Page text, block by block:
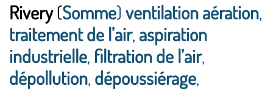
Rivery(Somme)ventilation aération,
traitement de l’air, aspiration
industrielle, filtration de l’air,
dépollution, dépoussiérage,